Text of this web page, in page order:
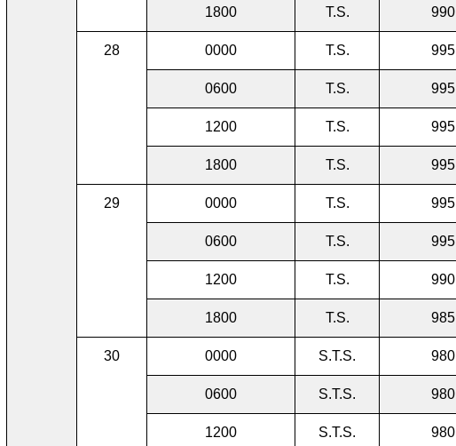
1800 T.S. 990
28 0000 T.S. 995
0600 T.S. 995
1200 T.S. 995
1800 T.S. 995
29 0000 T.S. 995
0600 T.S. 995
1200 T.S. 990
1800 T.S. 985
30 0000 S.T.S. 980
0600 S.T.S. 980
1200 S.T.S. 980